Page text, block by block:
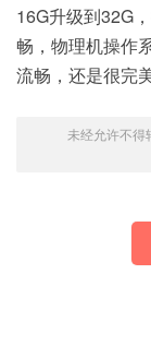
16G升级到32G
畅，物理机操作
流畅，还是很完
未经允许不得